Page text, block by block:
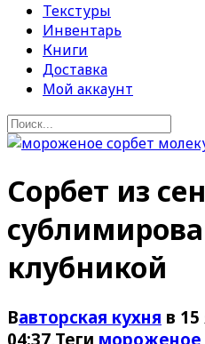
Текстуры
Инвентарь
Книги
Доставка
Мой аккаунт
Сорбет из
клубникой
Вавторская кухня в 15
04:37,Теги мороженое